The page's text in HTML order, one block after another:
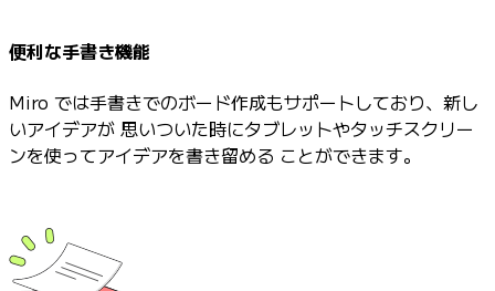
便利な手書き機能
Miro では手書きでのボード作成もサポートしており、新し
いアイデアが 思いついた時にタブレットやタッチスクリー
ンを使ってアイデアを書き留める ことができます。